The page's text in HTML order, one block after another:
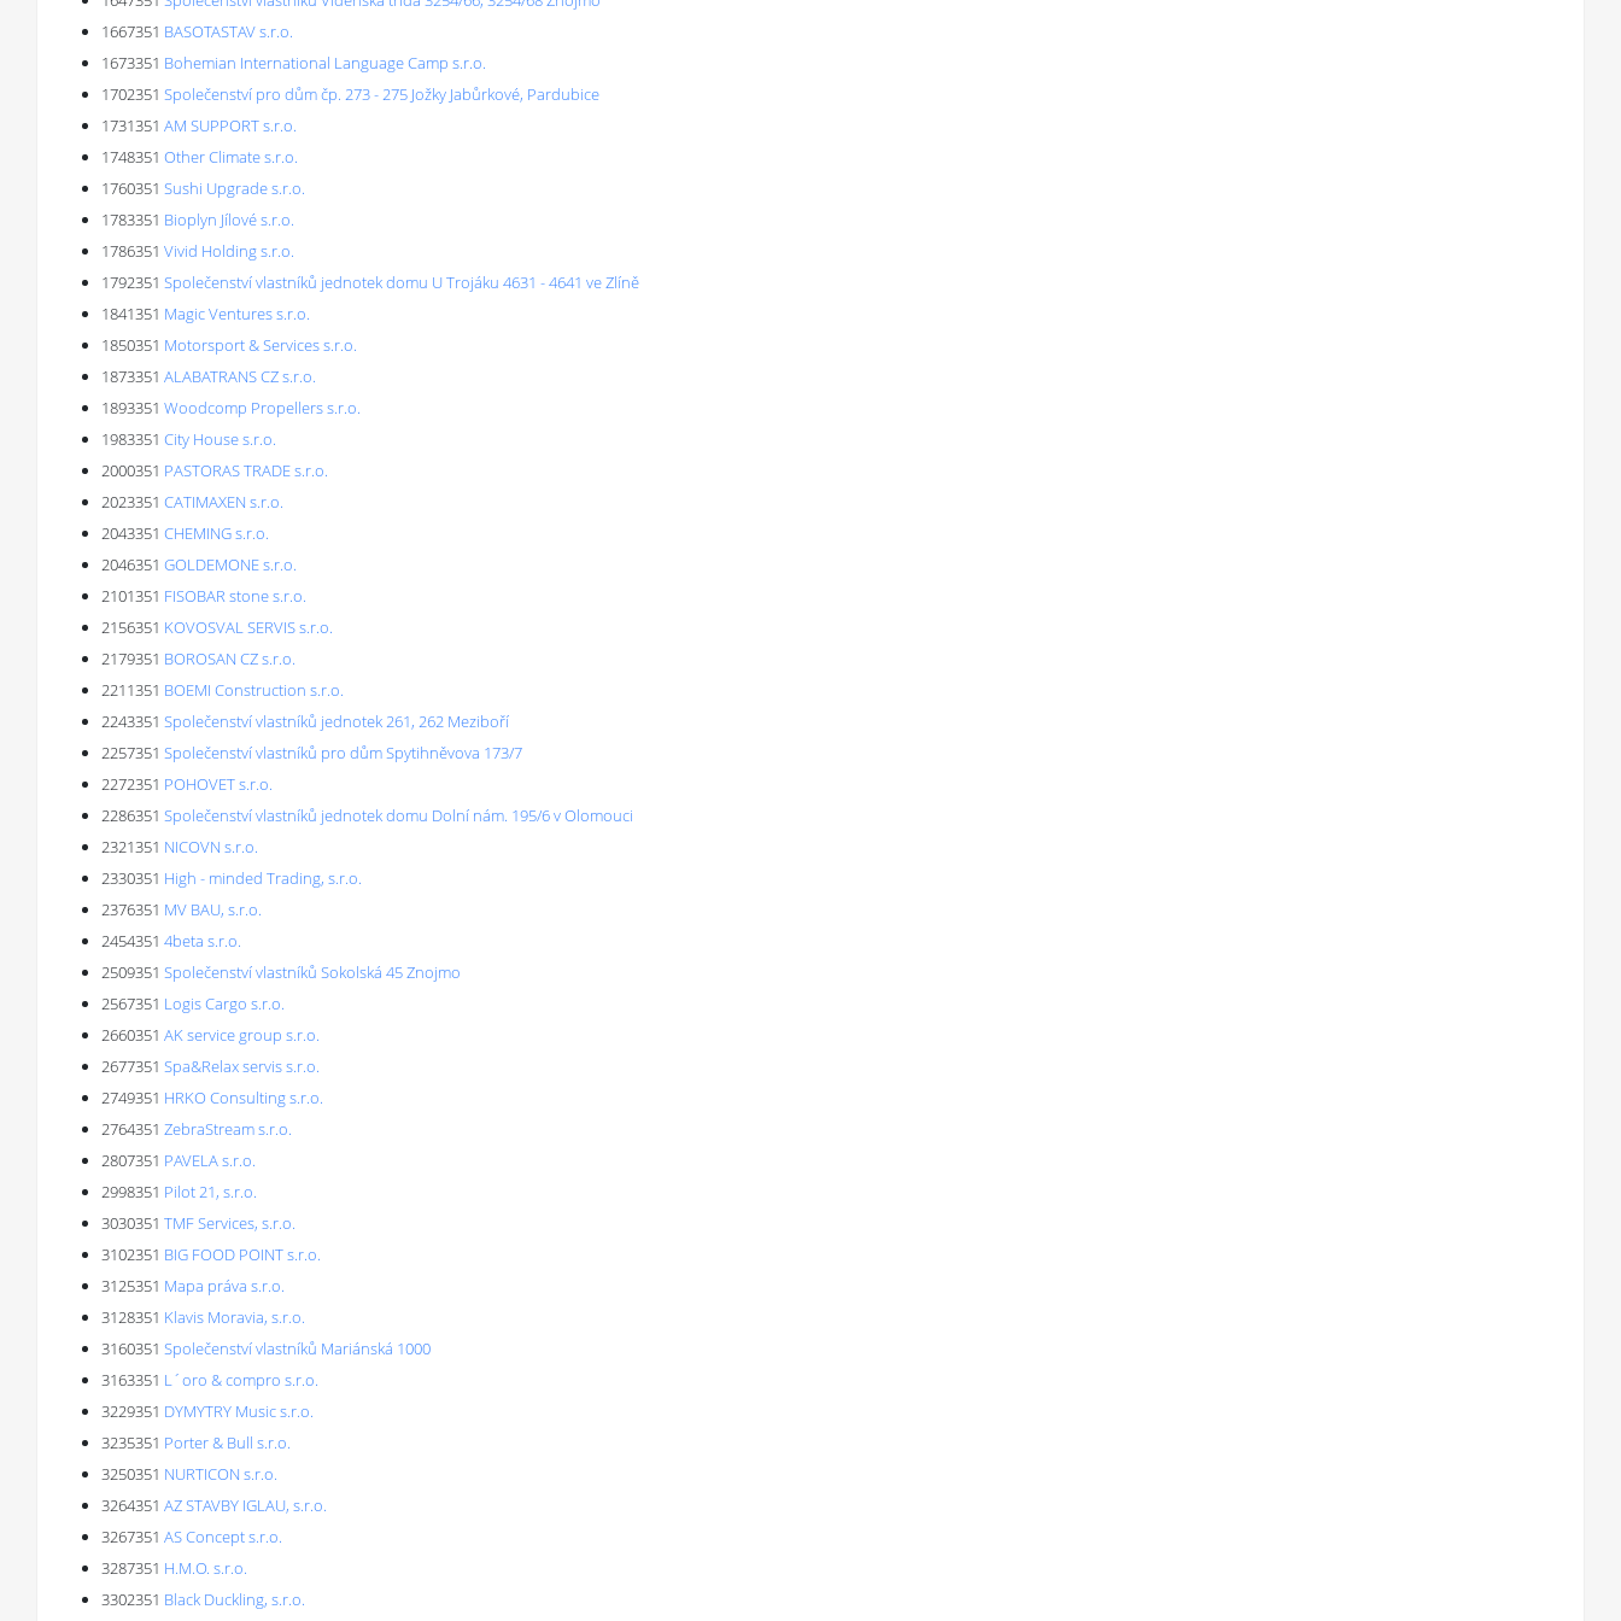
1667351 BASOTASTAV s.r.o.
1673351 Bohemian International Language Camp s.r.o.
1702351 Společenství pro dům čp. 273 - 275 Jožky Jabůrkové, Pardubice
1731351 AM SUPPORT s.r.o.
1748351 Other Climate s.r.o.
1760351 Sushi Upgrade s.r.o.
1783351 Bioplyn Jílové s.r.o.
1786351 Vivid Holding s.r.o.
1792351 Společenství vlastníků jednotek domu U Trojáku 4631 - 4641 ve Zlíně
1841351 Magic Ventures s.r.o.
1850351 Motorsport & Services s.r.o.
1873351 ALABATRANS CZ s.r.o.
1893351 Woodcomp Propellers s.r.o.
1983351 City House s.r.o.
2000351 PASTORAS TRADE s.r.o.
2023351 CATIMAXEN s.r.o.
2043351 CHEMING s.r.o.
2046351 GOLDEMONE s.r.o.
2101351 FISOBAR stone s.r.o.
2156351 KOVOSVAL SERVIS s.r.o.
2179351 BOROSAN CZ s.r.o.
2211351 BOEMI Construction s.r.o.
2243351 Společenství vlastníků jednotek 261, 262 Meziboří
2257351 Společenství vlastníků pro dům Spytihněvova 173/7
2272351 POHOVET s.r.o.
2286351 Společenství vlastníků jednotek domu Dolní nám. 195/6 v Olomouci
2321351 NICOVN s.r.o.
2330351 High - minded Trading, s.r.o.
2376351 MV BAU, s.r.o.
2454351 4beta s.r.o.
2509351 Společenství vlastníků Sokolská 45 Znojmo
2567351 Logis Cargo s.r.o.
2660351 AK service group s.r.o.
2677351 Spa&Relax servis s.r.o.
2749351 HRKO Consulting s.r.o.
2764351 ZebraStream s.r.o.
2807351 PAVELA s.r.o.
2998351 Pilot 21, s.r.o.
3030351 TMF Services, s.r.o.
3102351 BIG FOOD POINT s.r.o.
3125351 Mapa práva s.r.o.
3128351 Klavis Moravia, s.r.o.
3160351 Společenství vlastníků Mariánská 1000
3163351 L´oro & compro s.r.o.
3229351 DYMYTRY Music s.r.o.
3235351 Porter & Bull s.r.o.
3250351 NURTICON s.r.o.
3264351 AZ STAVBY IGLAU, s.r.o.
3267351 AS Concept s.r.o.
3287351 H.M.O. s.r.o.
3302351 Black Duckling, s.r.o.